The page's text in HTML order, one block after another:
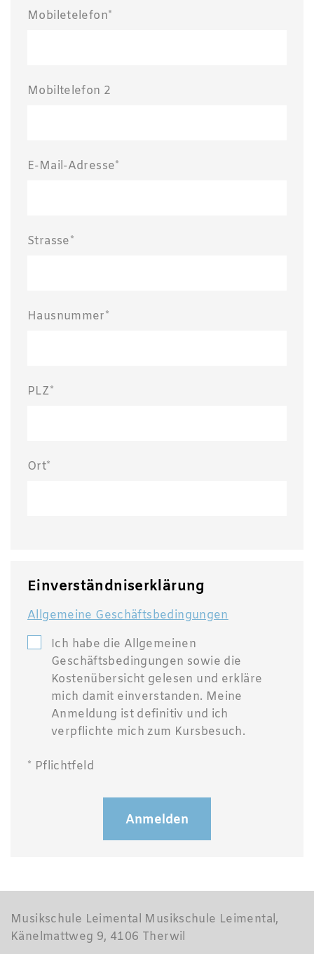
Mobiletelefon*
Mobiltelefon 2
E-Mail-Adresse*
Strasse*
Hausnummer*
PLZ*
Ort*
Einverständniserklärung
Allgemeine Geschäftsbedingungen
Ich habe die Allgemeinen
Geschäftsbedingungen sowie die
Kostenübersicht gelesen und erkläre
mich damit einverstanden. Meine
Anmeldung ist definitiv und ich
verpflichte mich zum Kursbesuch.
* Pflichtfeld
Anmelden
Musikschule Leimental Musikschule Leimental,
Känelmattweg 9, 4106 Therwil